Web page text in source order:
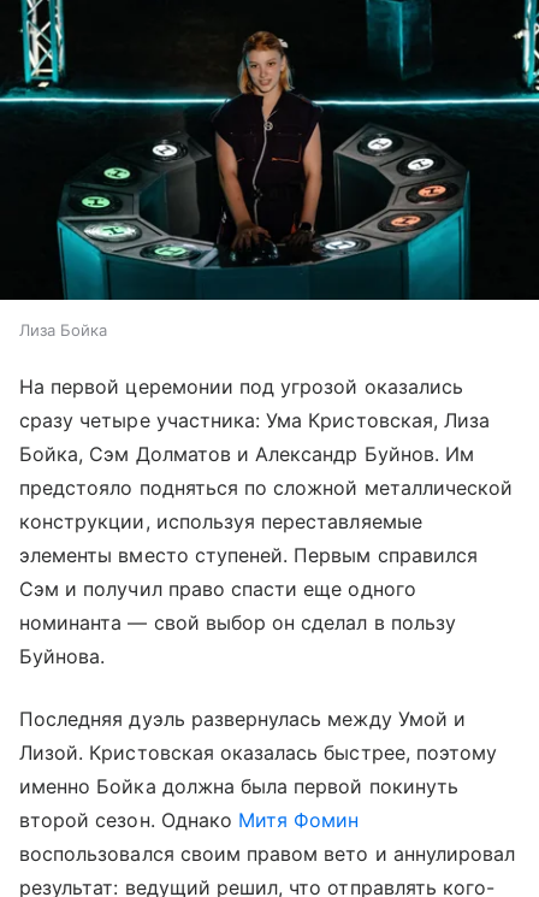
Лиза Бойка
На первой церемонии под угрозой оказались
сразу четыре участника: Ума Кристовская, Лиза
Бойка, Сэм Долматов и Александр Буйнов. Им
предстояло подняться по сложной металлической
конструкции, используя переставляемые
элементы вместо ступеней. Первым справился
Сэм и получил право спасти еще одного
номинанта — свой выбор он сделал в пользу
Буйнова.
Последняя дуэль развернулась между Умой и
Лизой. Кристовская оказалась быстрее, поэтому
именно Бойка должна была первой покинуть
второй сезон. Однако Митя Фомин
воспользовался своим правом вето и аннулировал
результат: ведущий решил, что отправлять кого-